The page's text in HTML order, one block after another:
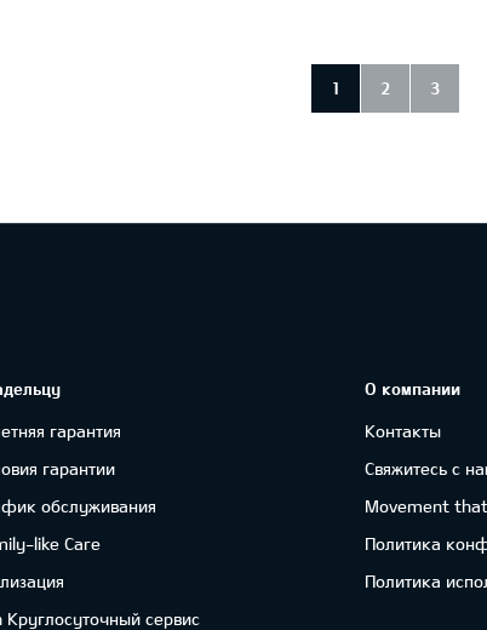
1 2 3
гарантия
гарантии
обслуживания
like Care
Круглосуточный сервис
О компании
Контакты
Свяжитесь с
Movement
Политика
Политика